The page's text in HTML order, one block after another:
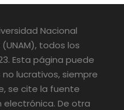
Nacional
todos los
Esta página puede
lucrativos, siempre
se cite la fuente
electrónica. De otra